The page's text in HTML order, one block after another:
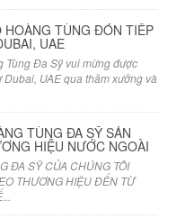
HOÀNG TÙNG ĐÓN TIẾP
UAE
Tùng Đa Sỹ vui mừng được
UAE qua thăm xưởng và
TÙNG ĐA SỸ SẢN
HIỆU NƯỚC NGOÀI
ĐA SỸ CỦA CHÚNG TÔI
THƯƠNG HIỆU ĐẾN TỪ